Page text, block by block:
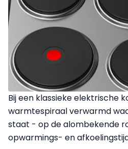
Bij een klassieke elektrische
warmtespiraal verwarmd
staat - op de alombekende
opwarmings- en